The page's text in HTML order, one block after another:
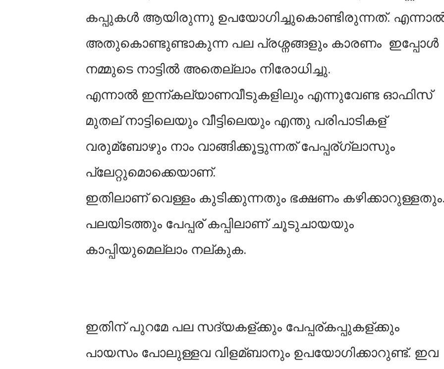
കപ്പുകൾ ആയിരുന്നു ഉപയോഗിച്ചുകൊണ്ടിരുന്നത്.
അതുകൊണ്ടുണ്ടാകുന്ന പല പ്രശ്നങ്ങളും കാരണം ഇപ്പോൾ
നമ്മുടെ നാട്ടിൽ അതെല്ലാം നിരോധിച്ചു.
എന്നാൽ ഇന്ന്കല്യാണവീടുകളിലും എന്നുവേണ്ട ഓഫിസ്
മുതല് നാട്ടിലെയും വീട്ടിലെയും എന്തു പരിപാടികള്
വരുമ്ബോഴും നാം വാങ്ങിക്കൂട്ടുന്നത് പേപ്പര്ഗ്ലാസും
പ്ലേറ്റുമൊക്കെയാണ്.
ഇതിലാണ് വെള്ളം കുടിക്കുന്നതും ഭക്ഷണം
പലയിടത്തും പേപ്പര് കപ്പിലാണ് ചൂടുചായയും
കാപ്പിയുമെല്ലാം നല്കുക.
ഇതിന് പുറമേ പല സദ്യകള്ക്കും പേപ്പര്കപ്പുകള്ക്കും
പായസം പോലുള്ളവ വിളമ്ബാനും ഉപയോഗിക്കാറുണ്ട്. ഇവ